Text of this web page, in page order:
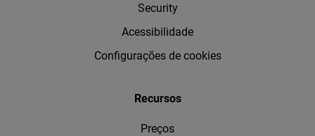
Security
Acessibilidade
Configurações de cookies
Recursos
Preços